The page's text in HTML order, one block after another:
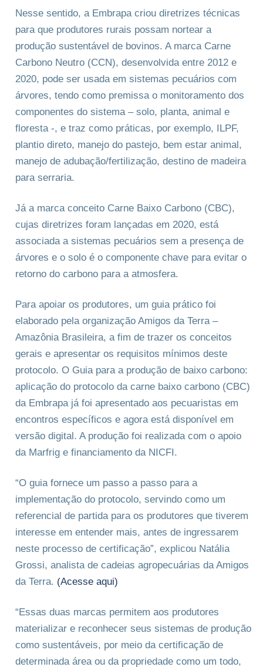
Nesse sentido, a Embrapa criou diretrizes técnicas
para que produtores rurais possam nortear a
produção sustentável de bovinos. A marca Carne
Carbono Neutro (CCN), desenvolvida entre 2012 e
2020, pode ser usada em sistemas pecuários com
árvores, tendo como premissa o monitoramento dos
componentes do sistema – solo, planta, animal e
floresta -, e traz como práticas, por exemplo, ILPF,
plantio direto, manejo do pastejo, bem estar animal,
manejo de adubação/fertilização, destino de madeira
para serraria.
Já a marca conceito Carne Baixo Carbono (CBC),
cujas diretrizes foram lançadas em 2020, está
associada a sistemas pecuários sem a presença de
árvores e o solo é o componente chave para evitar o
retorno do carbono para a atmosfera.
Para apoiar os produtores, um guia prático foi
elaborado pela organização Amigos da Terra –
Amazônia Brasileira, a fim de trazer os conceitos
gerais e apresentar os requisitos mínimos deste
protocolo. O Guia para a produção de baixo carbono:
aplicação do protocolo da carne baixo carbono (CBC)
da Embrapa já foi apresentado aos pecuaristas em
encontros específicos e agora está disponível em
versão digital. A produção foi realizada com o apoio
da Marfrig e financiamento da NICFI.
“O guia fornece um passo a passo para a
implementação do protocolo, servindo como um
referencial de partida para os produtores que tiverem
interesse em entender mais, antes de ingressarem
neste processo de certificação”, explicou Natália
Grossi, analista de cadeias agropecuárias da Amigos
da Terra. (Acesse aqui)
“Essas duas marcas permitem aos produtores
materializar e reconhecer seus sistemas de produção
como sustentáveis, por meio da certificação de
determinada área ou da propriedade como um todo,